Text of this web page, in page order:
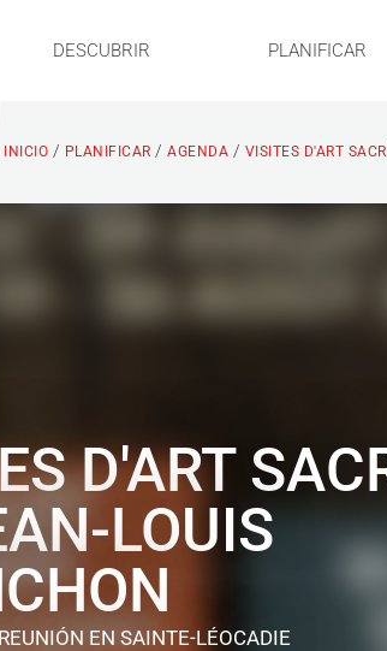
DESCUBRIR PLANIFICAR
INICIO / PLANIFICAR / AGENDA / VISITES D'ART
D'ART
LOUIS
EN SAINTE-LÉOCADIE